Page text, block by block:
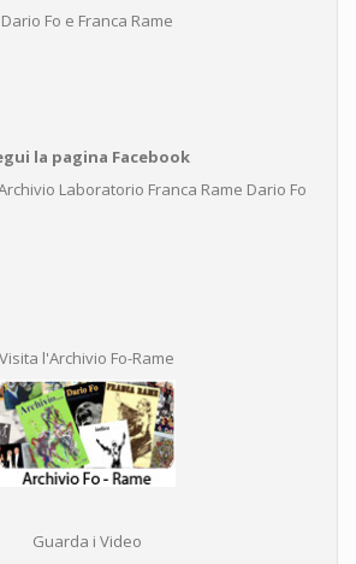
Dario Fo e Franca Rame
la pagina Facebook
Laboratorio Franca Rame Dario Fo
Visita l'Archivio Fo-Rame
Guarda i Video